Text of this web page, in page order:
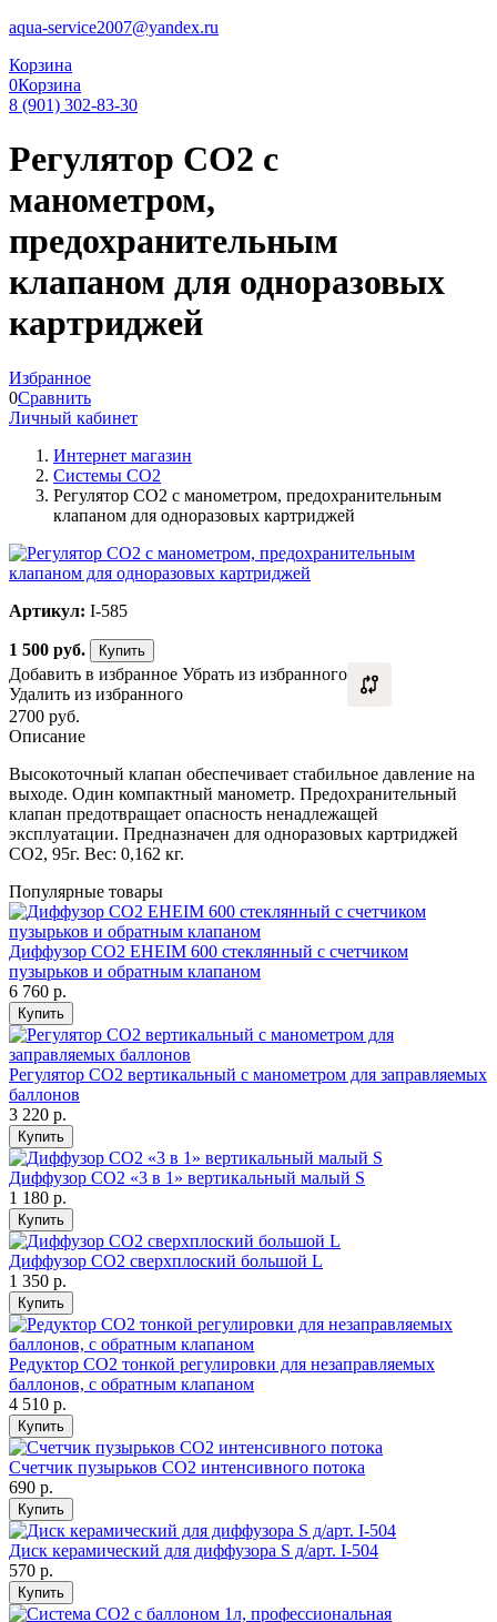
aqua-service2007@yandex.ru
Корзина
0Корзина
8 (901) 302-83-30
Регулятор СО2 с
манометром,
предохранительным
клапаном для одноразовых
картриджей
Избранное
0Сравнить
Личный кабинет
Интернет магазин
Системы CO2
Регулятор СО2 с манометром, предохранительным
клапаном для одноразовых картриджей
Артикул: I-585
1 500 руб. Купить
Добавить в избранное Убрать из избранного
Удалить из избранного
2700 руб.
Описание
Высокоточный клапан обеспечивает стабильное давление на
выходе. Один компактный манометр. Предохранительный
клапан предотвращает опасность ненадлежащей
эксплуатации. Предназначен для одноразовых картриджей
CO2, 95г. Вес: 0,162 кг.
Популярные товары
Диффузор CO2 EHEIM 600 стеклянный с счетчиком
пузырьков и обратным клапаном
6 760 р.
Купить
Регулятор СО2 вертикальный с манометром для заправляемых
баллонов
3 220 р.
Купить
Диффузор СО2 «3 в 1» вертикальный малый S
1 180 р.
Купить
Диффузор СО2 сверхплоский большой L
1 350 р.
Купить
Редуктор СО2 тонкой регулировки для незаправляемых
баллонов, с обратным клапаном
4 510 р.
Купить
Счетчик пузырьков СО2 интенсивного потока
690 р.
Купить
Диск керамический для диффузора S д/арт. I-504
570 р.
Купить